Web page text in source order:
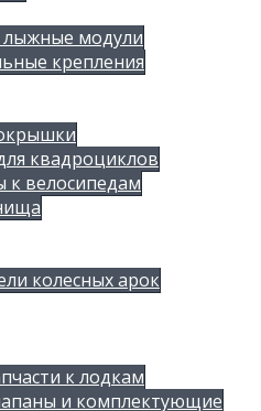
лыжные модули
крепления
квадроциклов
к велосипедам
колесных арок
к лодкам
и комплектующие